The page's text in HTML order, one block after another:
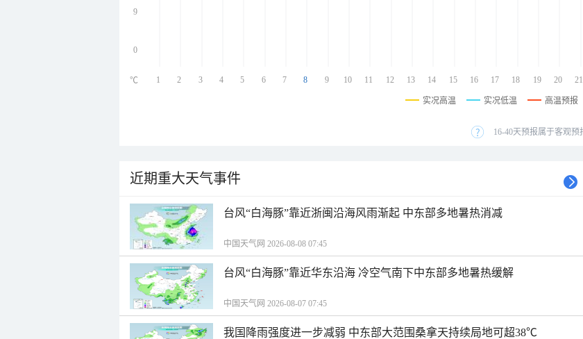
9
0
1 2 3 4 5 6 7 8 9 10 11 12 13 14 15 16 17 18 19 20 21
℃
实况高温 实况低温 高温预报
16-40天预报属于客观
近期重大天气事件
台风“白海豚”靠近浙闽沿海风雨渐起 中东部多地暑热消减
中国天气网 2026-08-08 07:45
台风“白海豚”靠近华东沿海 冷空气南下中东部多地暑热缓解
中国天气网 2026-08-07 07:45
我国降雨强度进一步减弱 中东部大范围桑拿天持续局地可超38℃